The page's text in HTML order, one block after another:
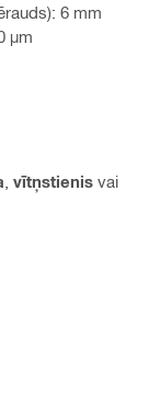
6 mm
µm
vītņstienis vai